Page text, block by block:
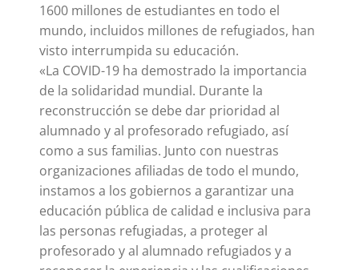
1600 millones de estudiantes en todo el
mundo, incluidos millones de refugiados, han
visto interrumpida su educación.
«La COVID-19 ha demostrado la importancia
de la solidaridad mundial. Durante la
reconstrucción se debe dar prioridad al
alumnado y al profesorado refugiado, así
como a sus familias. Junto con nuestras
organizaciones afiliadas de todo el mundo,
instamos a los gobiernos a garantizar una
educación pública de calidad e inclusiva para
las personas refugiadas, a proteger al
profesorado y al alumnado refugiados y a